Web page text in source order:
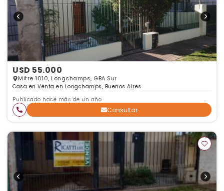
USD 55.000
Mitre 1010, Longchamps, GBA Sur
Casa en Venta en Longchamps, Buenos Aires
Publicado hace más de un año
Consultar